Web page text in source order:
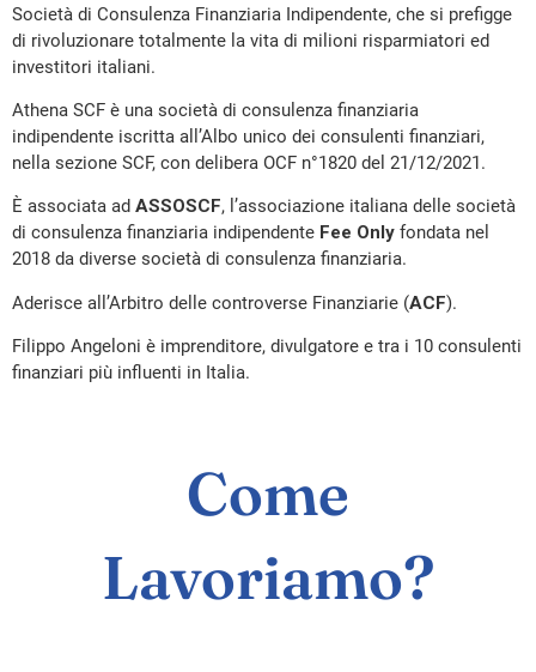
Società di Consulenza Finanziaria Indipendente, che si prefigge
di rivoluzionare totalmente la vita di milioni risparmiatori ed
investitori italiani.
Athena SCF è una società di consulenza finanziaria
indipendente iscritta all’Albo unico dei consulenti finanziari,
nella sezione SCF, con delibera OCF n°1820 del 21/12/2021.
È associata ad ASSOSCF, l’associazione italiana delle società
di consulenza finanziaria indipendente Fee Only fondata nel
2018 da diverse società di consulenza finanziaria.
Aderisce all’Arbitro delle controverse Finanziarie (ACF).
Filippo Angeloni è imprenditore, divulgatore e tra i 10 consulenti
finanziari più influenti in Italia.
Come
Lavoriamo?